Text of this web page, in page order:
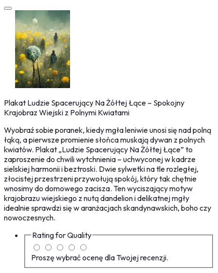
Plakat Ludzie Spacerujący Na Żółtej Łące – Spokojny
Krajobraz Wiejski z Polnymi Kwiatami
Wyobraź sobie poranek, kiedy mgła leniwie unosi się nad polną
łąką, a pierwsze promienie słońca muskają dywan z polnych
kwiatów. Plakat „Ludzie Spacerujący Na Żółtej Łące” to
zaproszenie do chwili wytchnienia – uchwyconej w kadrze
sielskiej harmonii i beztroski. Dwie sylwetki na tle rozległej,
złocistej przestrzeni przywołują spokój, który tak chętnie
wnosimy do domowego zacisza. Ten wyciszający motyw
krajobrazu wiejskiego z nutą dandelion i delikatnej mgły
idealnie sprawdzi się w aranżacjach skandynawskich, boho czy
nowoczesnych.
Rating forQuality
Proszę wybrać ocenę dla Twojej recenzji.